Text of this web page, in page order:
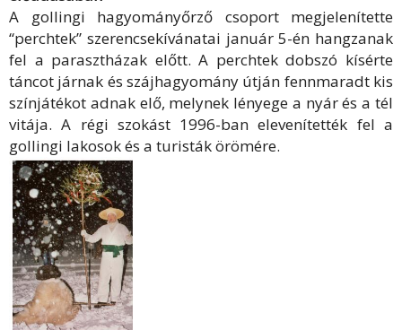
A gollingi hagyományőrző csoport megjelenítette
“perchtek” szerencsekívánatai január 5-én hangzanak
fel a parasztházak előtt. A perchtek dobszó kísérte
táncot járnak és szájhagyomány útján fennmaradt kis
színjátékot adnak elő, melynek lényege a nyár és a tél
vitája. A régi szokást 1996-ban elevenítették fel a
gollingi lakosok és a turisták örömére.